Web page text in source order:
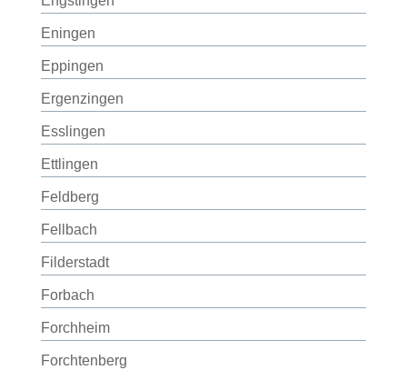
Eningen
Eppingen
Ergenzingen
Esslingen
Ettlingen
Feldberg
Fellbach
Filderstadt
Forbach
Forchheim
Forchtenberg